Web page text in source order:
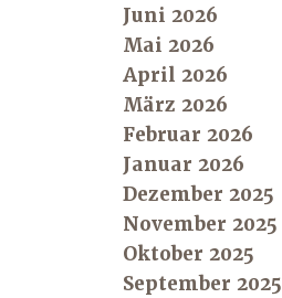
Juni 2026
Mai 2026
April 2026
März 2026
Februar 2026
Januar 2026
Dezember 2025
November 2025
Oktober 2025
September 2025